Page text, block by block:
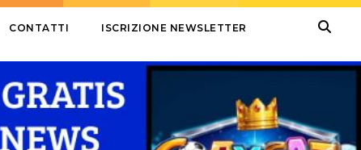
CONTATTI ISCRIZIONE NEWSLETTER